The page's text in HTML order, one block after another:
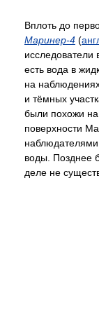
Вплоть до
Маринер-4 (
исследователи
есть вода в
на
и тёмных
были похожи на
поверхности
воды. Позднее
деле не